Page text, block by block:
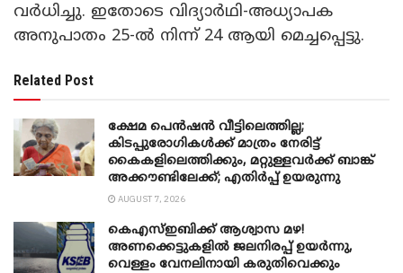
വർധിച്ചു. ഇതോടെ വിദ്യാർഥി-അധ്യാപക
അനുപാതം 25-ൽ നിന്ന് 24 ആയി മെച്ചപ്പെട്ടു.
Related Post
ക്ഷേമ പെൻഷൻ വീട്ടിലെത്തില്ല;
കിടപ്പുരോഗികൾക്ക് മാത്രം നേരിട്ട്
കൈകളിലെത്തിക്കും, മറ്റുള്ളവർക്ക് ബാങ്ക്
അക്കൗണ്ടിലേക്ക്; എതിർപ്പ് ഉയരുന്നു
AUGUST 7, 2026
കെഎസ്ഇബിക്ക് ആശ്വാസ മഴ!
അണക്കെട്ടുകളിൽ ജലനിരപ്പ് ഉയർന്നു,
വെള്ളം വേനലിനായി കരുതിവെക്കും